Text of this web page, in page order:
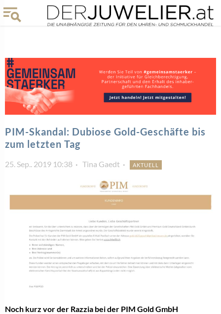
PIM-Skandal: Dubiose Gold-Geschäfte bis
zum letzten Tag
25. Sep.. 2019 10:38 Tina Gaedt AKTUELL
Noch kurz vor der Razzia bei der PIM Gold GmbH